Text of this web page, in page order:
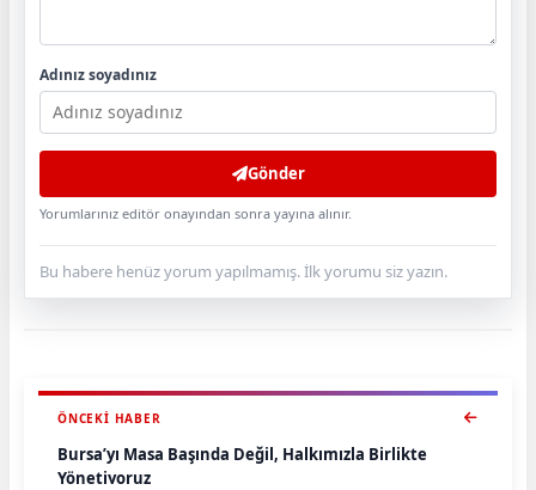
Adınız soyadınız
Gönder
Yorumlarınız editör onayından sonra yayına alınır.
Bu habere henüz yorum yapılmamış. İlk yorumu siz yazın.
ÖNCEKI HABER
Bursa’yı Masa Başında Değil, Halkımızla Birlikte
Yönetiyoruz